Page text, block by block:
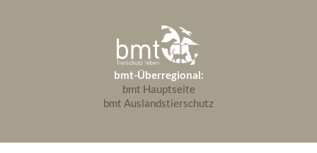
bmt-Überregional:
bmt Hauptseite
bmt Auslandstierschutz